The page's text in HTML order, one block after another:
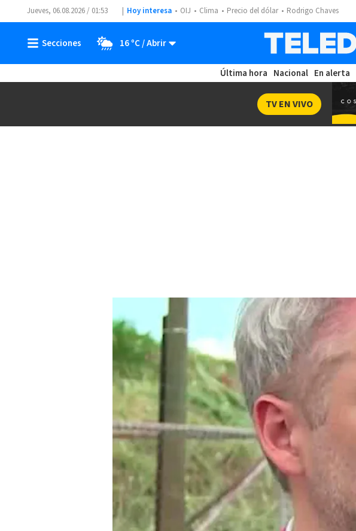
Jueves, 06.08.2026 / 01:53 Hoy interesa OIJ Clima Precio del dólar Rodrigo Chaves
16 ºC
Última hora Nacional En alerta
TV EN VIVO